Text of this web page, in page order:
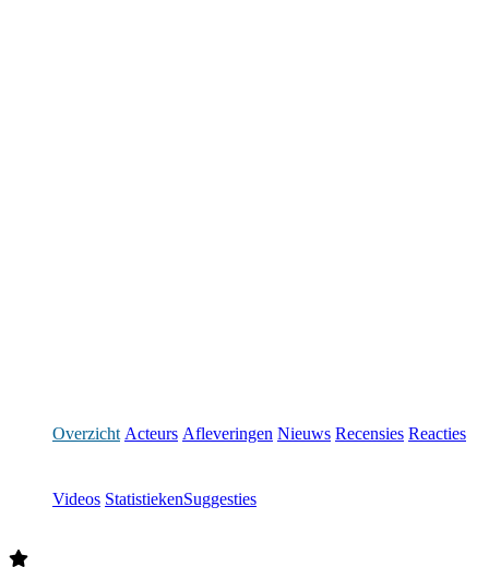
Overzicht Acteurs Afleveringen Nieuws Recensies Reacties
Videos StatistiekenSuggesties